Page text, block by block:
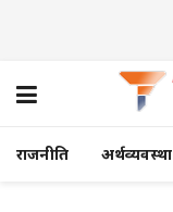
राजनीति अर्थव्यवस्था